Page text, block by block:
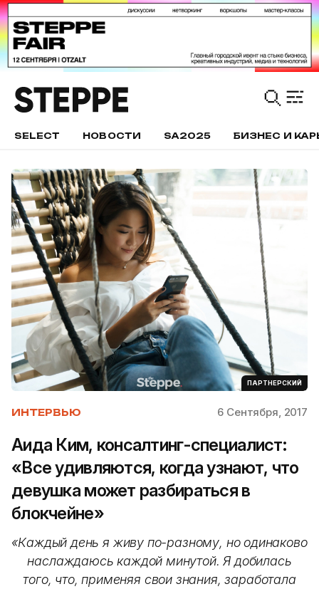
SELECT НОВОСТИ SA2025 БИЗНЕС И
ПАРТНЕРСКИЙ
ИНТЕРВЬЮ 6 Сентября, 2017
Аида Ким, консалтинг-специалист:
«Все удивляются, когда узнают, что
девушка может разбираться в
блокчейне»
«Каждый день я живу по-разному, но одинаково
наслаждаюсь каждой минутой. Я добилась
того, что, применяя свои знания, заработала